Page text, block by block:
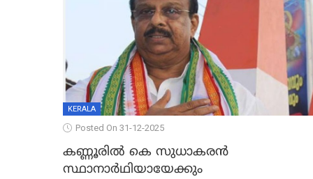
KERALA
Posted On 31-12-2025
കണ്ണൂരിൽ കെ സുധാകരൻ
സ്ഥാനാർഥിയായേക്കും